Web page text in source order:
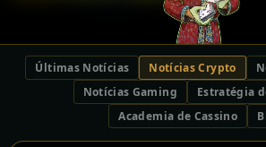
Últimas Notícias Notícias Crypto
Notícias Gaming
Estratégia
Academia de Cassino